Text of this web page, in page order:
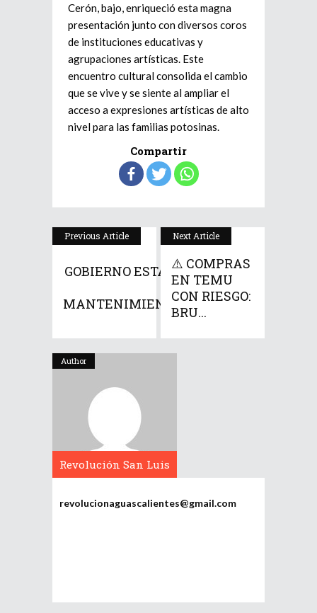
Cerón, bajo, enriqueció esta magna
presentación junto con diversos coros
de instituciones educativas y
agrupaciones artísticas. Este
encuentro cultural consolida el cambio
que se vive y se siente al ampliar el
acceso a expresiones artísticas de alto
nivel para las familias potosinas.
Compartir
Previous Article
GOBIERNO ESTATAL
DA
MANTENIMIENTO...
Next Article
⚠️ COMPRAS
EN TEMU
CON RIESGO:
BRU...
Author
Revolución San Luis
revolucionaguascalientes@gmail.com